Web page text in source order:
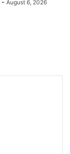
- August 6, 2026